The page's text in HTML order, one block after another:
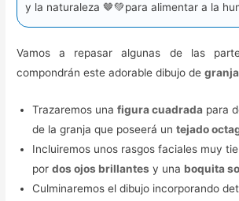
y la naturaleza 🤎💚para alimentar a la
Vamos a repasar algunas de las
compondrán este adorable dibujo de
Trazaremos unafigura cuadrada para
de la granja que poseerá untejado
Incluiremos unos rasgos faciales muy
pordos ojos brillantes y una boquita
Culminaremos el dibujo incorporando